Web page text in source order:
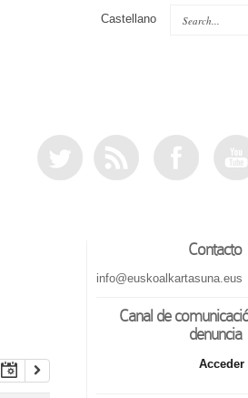
Castellano
Contacto
info@euskoalkartasuna.eus
Canal de
denuncia
Acceder